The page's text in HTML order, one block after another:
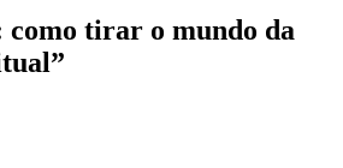
como tirar o mundo da